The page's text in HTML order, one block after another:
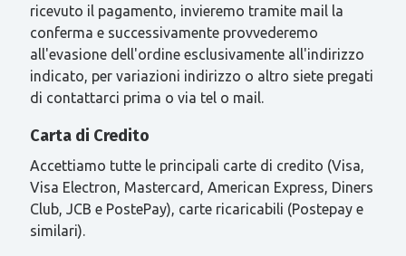
ricevuto il pagamento, invieremo tramite mail la
conferma e successivamente provvederemo
all'evasione dell'ordine esclusivamente all'indirizzo
indicato, per variazioni indirizzo o altro siete pregati
di contattarci prima o via tel o mail.
Carta di Credito
Accettiamo tutte le principali carte di credito (Visa,
Visa Electron, Mastercard, American Express, Diners
Club, JCB e PostePay), carte ricaricabili (Postepay e
similari).